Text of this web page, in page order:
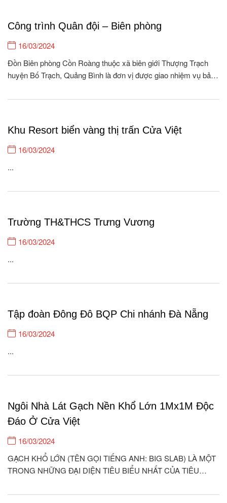
Công trình Quân đội – Biên phòng
16/03/2024
Đồn Biên phòng Cồn Roàng thuộc xã biên giới Thượng Trạch
huyện Bố Trạch, Quảng Bình là đơn vị được giao nhiệm vụ bảo
hộ/1118 khẩu xã Thượng Trạch và quản lý 01 xã nội địa Tân...
Khu Resort biển vàng thị trấn Cửa Việt
16/03/2024
...
Trường TH&THCS Trưng Vương
16/03/2024
...
Tập đoàn Đông Đô BQP Chi nhánh Đà Nẵng
16/03/2024
...
Ngôi Nhà Lát Gạch Nền Khổ Lớn 1Mx1M Độc
Đáo Ở Cửa Việt
16/03/2024
GẠCH KHỔ LỚN (TÊN GỌI TIẾNG ANH: BIG SLAB) LÀ MỘT
TRONG NHỮNG ĐẠI DIỆN TIÊU BIỂU NHẤT CỦA TIÊU
GẠCH NÀY CHO KHÔNG GIAN NHÀ CỬA QUẢ THỰC ĐEM